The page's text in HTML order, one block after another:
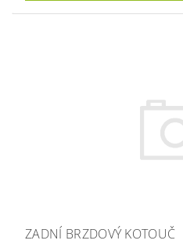
ZADNÍ BRZDOVÝ KOTOUČ